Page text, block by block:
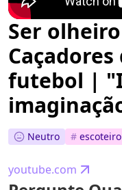
Ser
futebol |
Neutro # escoteiro
youtube.com